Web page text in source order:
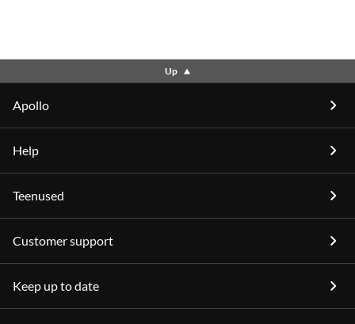
Up
Apollo
Help
Teenused
Customer support
Keep up to date